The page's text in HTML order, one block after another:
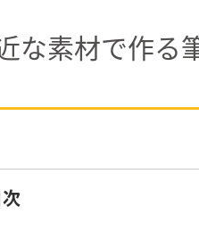
な素材で作る